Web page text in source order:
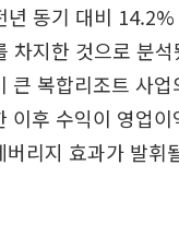
년 동기 대비
차지한 것으로 분
큰 복합리조트 사
이후 수익이 영업
버리지 효과가 발휘